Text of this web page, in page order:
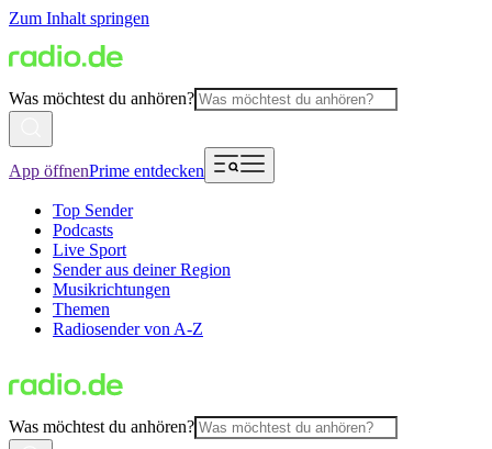
Zum Inhalt springen
Was möchtest du anhören?
App öffnenPrime entdecken
Top Sender
Podcasts
Live Sport
Sender aus deiner Region
Musikrichtungen
Themen
Radiosender von A-Z
Was möchtest du anhören?